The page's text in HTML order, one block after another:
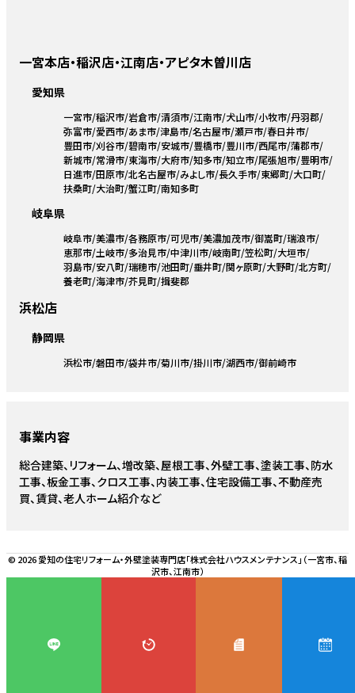
一宮本店・稲沢店・江南店・アピタ木曽川店
愛知県
一宮市 稲沢市 岩倉市 清須市 江南市 犬山市 小牧市 丹羽郡
弥富市 愛西市 あま市 津島市 名古屋市 瀬戸市 春日井市
豊田市 刈谷市 碧南市 安城市 豊橋市 豊川市 西尾市 蒲郡市
新城市 常滑市 東海市 大府市 知多市 知立市 尾張旭市 豊明市
日進市 田原市 北名古屋市 みよし市 長久手市 東郷町 大口町
扶桑町 大治町 蟹江町 南知多町
岐阜県
岐阜市 美濃市 各務原市 可児市 美濃加茂市 御嵩町 瑞浪市
恵那市 土岐市 多治見市 中津川市 岐南町 笠松町 大垣市
羽島市 安八町 瑞穂市 池田町 垂井町 関ヶ原町 大野町 北方町
養老町 海津市 芥見町 揖斐郡
浜松店
静岡県
浜松市 磐田市 袋井市 菊川市 掛川市 湖西市 御前崎市
事業内容
総合建築、リフォーム、増改築、屋根工事、外壁工事、塗装工事、防水
工事、板金工事、クロス工事、内装工事、住宅設備工事、不動産売
買、賃貸、老人ホーム紹介など
© 2026 愛知の住宅リフォーム・外壁塗装専門店「株式会社ハウスメンテナンス」（一宮市、稲
沢市、江南市）